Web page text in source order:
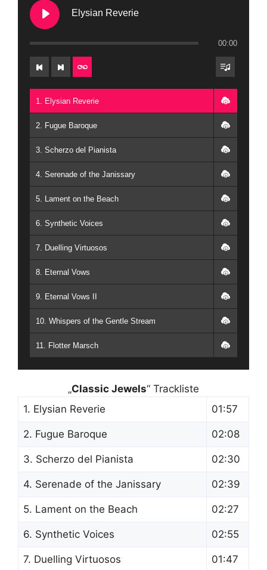
Elysian Reverie
00:00
1. Elysian Reverie
2. Fugue Baroque
3. Scherzo del Pianista
4. Serenade of the Janissary
5. Lament on the Beach
6. Synthetic Voices
7. Duelling Virtuosos
8. Eternal Vows
9. Eternal Vows II
10. Whispers of the Gentle Stream
11. Flotter Marsch
„Classic Jewels“ Trackliste
1. Elysian Reverie
01:57
2. Fugue Baroque 02:08
3. Scherzo del Pianista 02:30
4. Serenade of the Janissary 02:39
5. Lament on the Beach 02:27
6. Synthetic Voices 02:55
7. Duelling Virtuosos 01:47